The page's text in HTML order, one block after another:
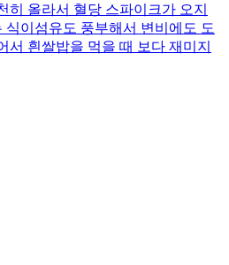
히 올라서 혈당 스파이크가 오지
이섬유도 풍부해서 변비에도 도
서 흰쌀밥을 먹을 때 보다 재미지